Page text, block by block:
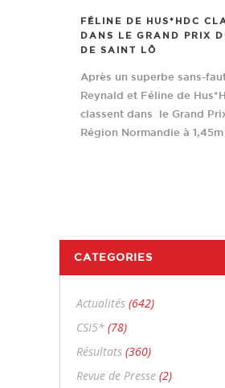
FÉLINE DE HUS*HDC
DANS LE GRAND PRIX
DE SAINT LÔ
Après un superbe sans-
Reynald et Féline de
classent dans le Grand
Région Normandie à 1,45m
CATEGORIES
Actualités (642)
CSI5* (78)
Résultats (360)
Revue de Presse (2)